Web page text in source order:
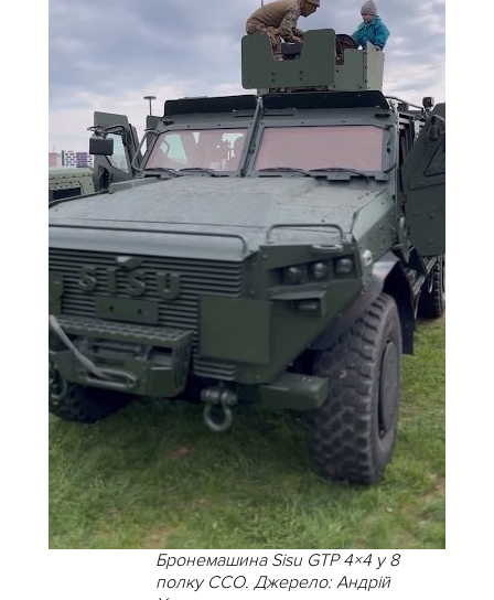
Бронемашина Sisu GTP 4×4 у 8
полку ССО. Джерело: Андрій